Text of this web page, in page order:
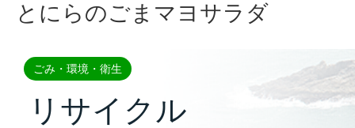
とにらのごまマヨサラダ
ごみ・環境・衛生
リサイクル